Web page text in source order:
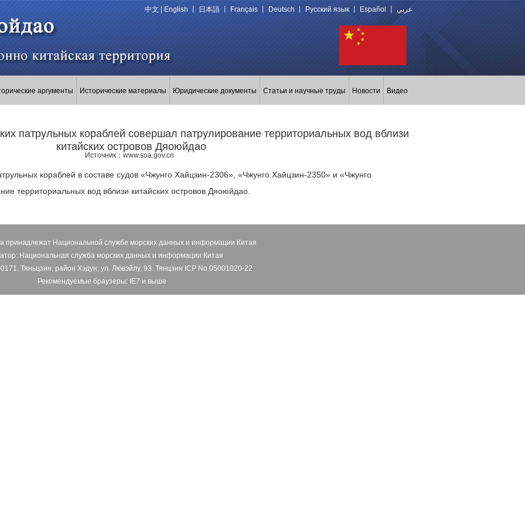
中文 English 日本語 Français Deutsch Русский язык Español عربي
аргументы Исторические материалы Юридические документы Статьи и научные труды Новости Видео
патрульных кораблей совершал патрулирование территориальных вод вблизи
китайских островов Дяоюйдао
Источник：www.soa.gov.cn
кораблей в составе судов «Чжунго Хайцзин-2306», «Чжунго Хайцзин-2350» и «Чжунго
территориальных вод вблизи китайских островов Дяоюйдао.
принадлежат Национальной службе морских данных и информации Китая
Национальная служба морских данных и информации Китая
Тяньцзин, район Хэдун, ул. Лювэйлу, 93. Тянцзин ICP No.05001020-22
Рекомендуемые браузеры: IE7 и выше